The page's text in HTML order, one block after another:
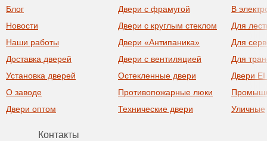
Блог
Новости
Наши работы
Доставка дверей
Установка дверей
О заводе
Двери оптом
Двери с фрамугой
Двери с круглым стеклом
Двери «Антипаника»
Двери с вентиляцией
Остекленные двери
Противопожарные люки
Технические двери
В
Для
Для
Для
Двери
Уличные
Контакты